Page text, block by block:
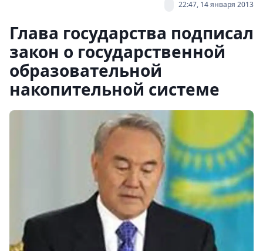
22:47, 14 января 2013
Глава государства подписал
закон о государственной
образовательной
накопительной системе